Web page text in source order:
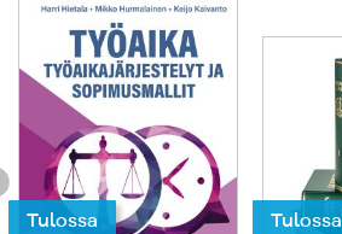
Tulossa Tulossa